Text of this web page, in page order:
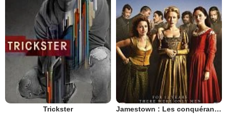
Trickster Jamestown : Les conquérantes